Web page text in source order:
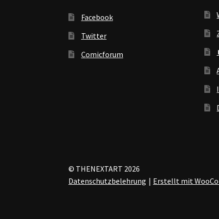
Facebook
Twitter
Comicforum
© THENEXTART 2026
Datenschutzbelehrung
Erstellt mit